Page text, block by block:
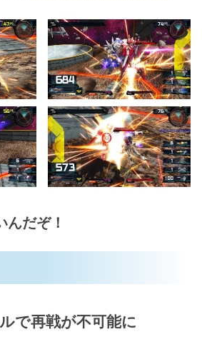
んだぞ！
で再戦が不可能に